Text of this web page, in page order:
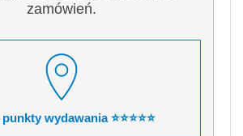
zamówień.
wydawania ⭐⭐⭐⭐⭐